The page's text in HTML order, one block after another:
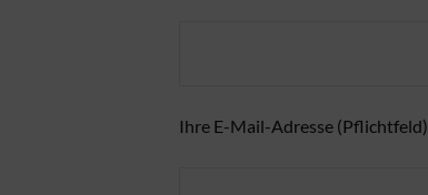
Ihre E-Mail-Adresse (Pflichtfeld)